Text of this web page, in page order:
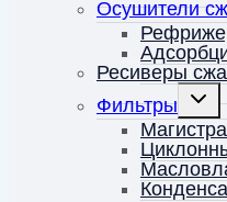
Осушители
Ресиверы
Фильтры
меню